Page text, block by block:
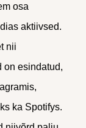
osa
aktiivsed.
nii
on esindatud,
ka Spotifys.